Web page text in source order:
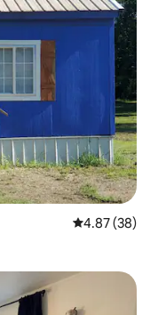
平均评分
4.87 (38)